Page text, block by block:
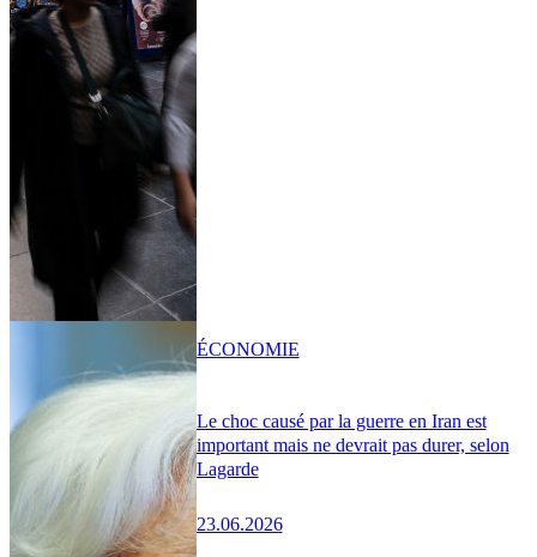
Le choc causé par la guerre en Iran est
important mais ne devrait pas durer, selon
Lagarde
23.06.2026
ÉCONOMIE